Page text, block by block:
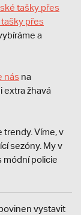
tašky přes
přes
a
nás na
extra žhavá
trendy. Víme, v
sezóny. My v
módní policie
vystavit